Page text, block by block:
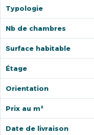
Typologie
Nb de chambres
Surface habitable
Étage
Orientation
Prix au m²
Date de livraison